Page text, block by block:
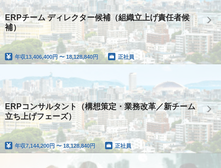
ERPチーム ディレクター候補（組織立上げ責任者候
補）
年収13,406,400円 〜 18,128,840円 正社員
ERPコンサルタント（構想策定・業務改革／新チーム
立ち上げフェーズ）
年収7,144,200円 〜 18,128,840円 正社員